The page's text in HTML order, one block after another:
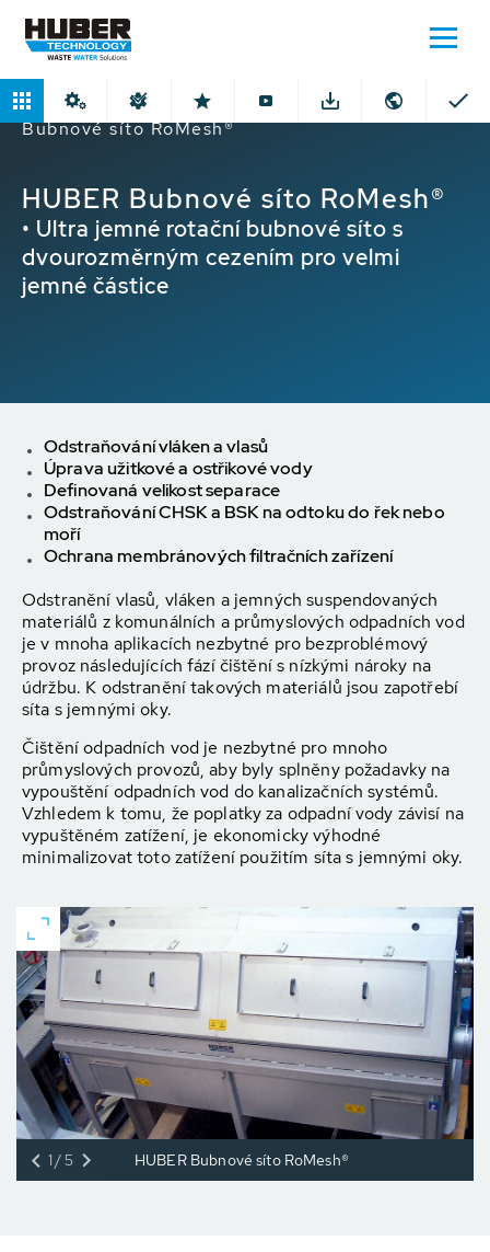
Domů Produkty Ultra jemná síta
HUBER
Bubnové síto RoMesh®
HUBER Bubnové síto RoMesh®
• Ultra jemné rotační bubnové síto s
dvourozměrným cezením pro velmi
jemné částice
Odstraňování vláken a vlasů
Úprava užitkové a ostřikové vody
Definovaná velikost separace
Odstraňování CHSK a BSK na odtoku do řek nebo
moří
Ochrana membránových filtračních zařízení
Odstranění vlasů, vláken a jemných suspendovaných
materiálů z komunálních a průmyslových odpadních vod
je v mnoha aplikacích nezbytné pro bezproblémový
provoz následujících fází čištění s nízkými nároky na
údržbu. K odstranění takových materiálů jsou zapotřebí
síta s jemnými oky.
Čištění odpadních vod je nezbytné pro mnoho
průmyslových provozů, aby byly splněny požadavky na
vypouštění odpadních vod do kanalizačních systémů.
Vzhledem k tomu, že poplatky za odpadní vody závisí na
vypuštěném zatížení, je ekonomicky výhodné
minimalizovat toto zatížení použitím síta s jemnými oky.
HUBER Bubnové síto RoMesh®
1/5